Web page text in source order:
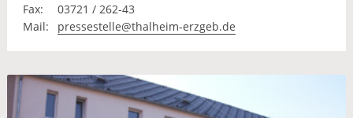
Fax:
03721 / 262-43
Mail:
pressestelle@thalheim-erzgeb.de